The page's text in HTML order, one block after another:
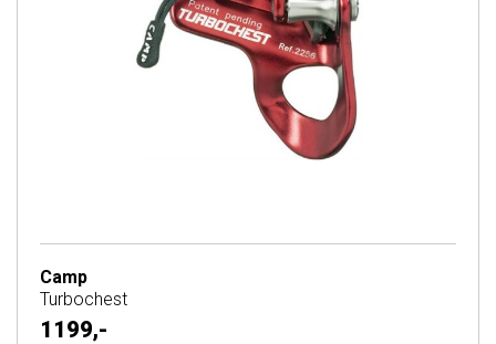
Camp
Turbochest
1199,-